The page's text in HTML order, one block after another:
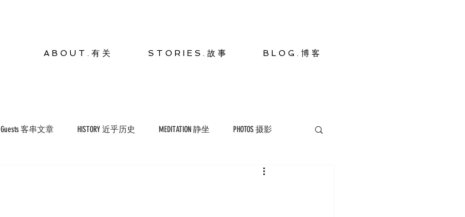
A B O U T . 有 关 S T O R I E S . 故 事 B L O G . 博 客
Guests 客串文章 HISTORY 近乎历史 MEDITATION 静坐 PHOTOS 摄影